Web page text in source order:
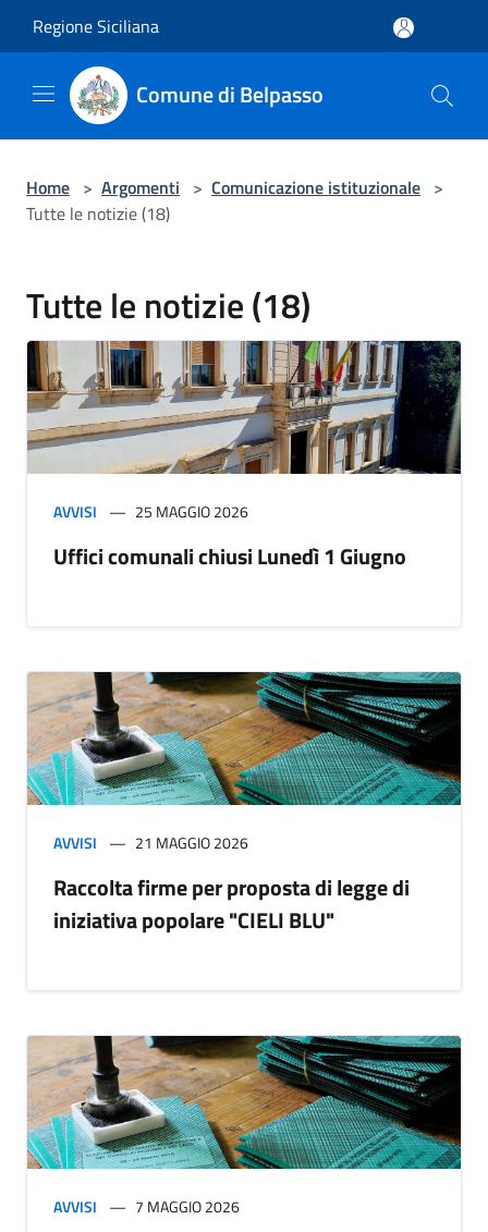
Regione Siciliana
Comune di Belpasso
Home > Argomenti > Comunicazione istituzionale >
Tutte le notizie (18)
Tutte le notizie (18)
AVVISI 25 MAGGIO 2026
Uffici comunali chiusi Lunedì 1 Giugno
AVVISI 21 MAGGIO 2026
Raccolta firme per proposta di legge di
iniziativa popolare "CIELI BLU"
AVVISI 7 MAGGIO 2026